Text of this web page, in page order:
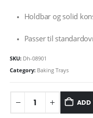
Holdbar og solid
Passer til
SKU: Dh-08901
Category: Baking Trays
ADD